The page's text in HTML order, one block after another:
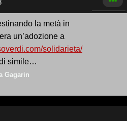
la metà in
un’adozione a
solidarieta/
simile…
Gagarin